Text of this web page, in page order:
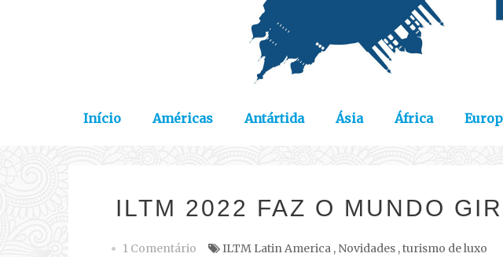
Início Américas Antártida Ásia África
ILTM 2022 FAZ O MUNDO
1 Comentário ILTM Latin America , Novidades ,turismo de luxo